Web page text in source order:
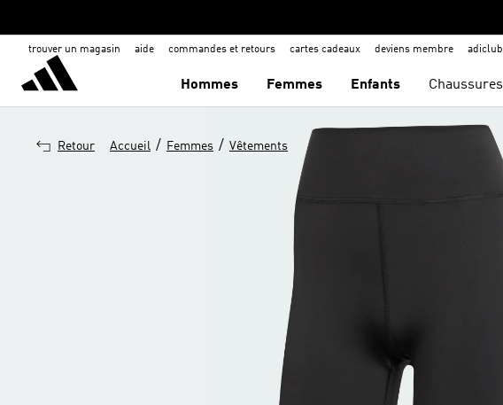
trouver un magasin aide commandes et retours cartes cadeaux deviens membre adiclub
Hommes Femmes Enfants Chaussures
Retour Accueil / Femmes / Vêtements